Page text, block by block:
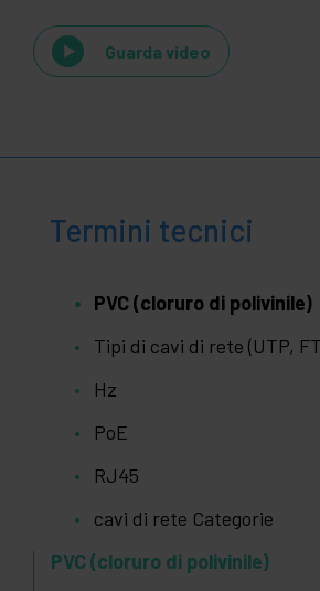
Guarda video
Termini tecnici
PVC (cloruro di polivinile)
Tipi di cavi di rete (UTP,
Hz
PoE
RJ45
cavi di rete Categorie
PVC (cloruro di polivinile)